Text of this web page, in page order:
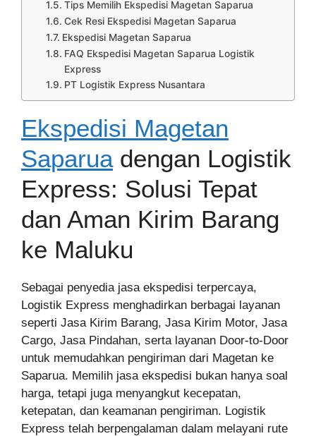
Tips Memilih Ekspedisi Magetan Saparua
Cek Resi Ekspedisi Magetan Saparua
Ekspedisi Magetan Saparua
FAQ Ekspedisi Magetan Saparua Logistik
Express
PT Logistik Express Nusantara
Ekspedisi Magetan
Saparuadengan Logistik
Express: Solusi Tepat
dan Aman Kirim Barang
ke Maluku
Sebagai penyedia jasa ekspedisi terpercaya,
Logistik Express menghadirkan berbagai layanan
seperti Jasa Kirim Barang, Jasa Kirim Motor, Jasa
Cargo, Jasa Pindahan, serta layanan Door-to-Door
untuk memudahkan pengiriman dari Magetan ke
Saparua. Memilih jasa ekspedisi bukan hanya soal
harga, tetapi juga menyangkut kecepatan,
ketepatan, dan keamanan pengiriman. Logistik
Express telah berpengalaman dalam melayani rute